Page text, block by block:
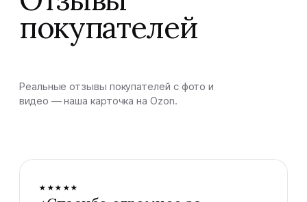
покупателей
Реальные отзывы покупателей с фото и
видео — наша карточка на Ozon.
★★★★★